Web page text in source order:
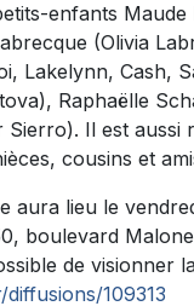
enfants
(Olivia
Lakelynn, Cash,
Raphaëlle
Sierro). Il est
cousins et
aura lieu le
boulevard
de visionner
109313